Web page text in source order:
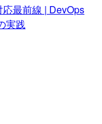
応最前線 | DevOps
実践